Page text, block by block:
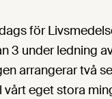
för
3 under ledning
arrangerar två
vårt eget stora